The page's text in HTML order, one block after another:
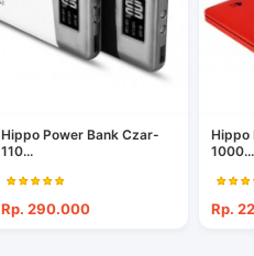
Hippo Power Bank Czar-
110...
Rp. 290.000
Hippo
1000...
Rp.